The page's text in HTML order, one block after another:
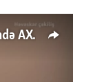
'Məni təpiklədilər ki...' - Daşkəsəndə AXCP fəalının yaxınları onun həbsinə etiraz edirlər